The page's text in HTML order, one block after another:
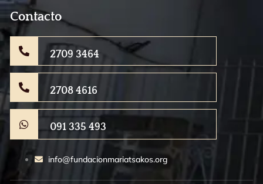
Contacto
2709 3464
2708 4616
091 335 493
info@fundacionmariatsakos.org